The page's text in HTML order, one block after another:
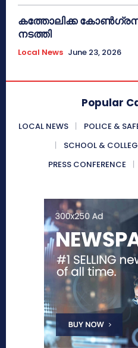
കത്തോലിക്ക
നടത്തി
Local News June 23, 2026
Popular
LOCAL NEWS POLICE &
SCHOOL &
PRESS CONFERENCE